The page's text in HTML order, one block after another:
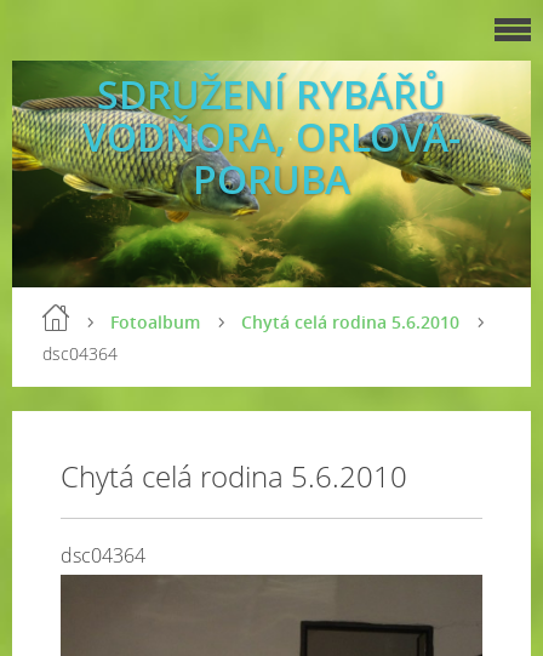
SDRUŽENÍ RYBÁŘŮ
VODŇORA, ORLOVÁ-
PORUBA
Fotoalbum
Chytá celá rodina 5.6.2010
dsc04364
Chytá celá rodina 5.6.2010
dsc04364